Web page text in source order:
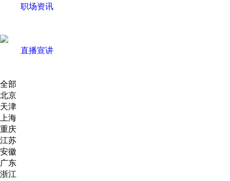
职场资讯
直播宣讲
全部
北京
天津
上海
重庆
江苏
安徽
广东
浙江